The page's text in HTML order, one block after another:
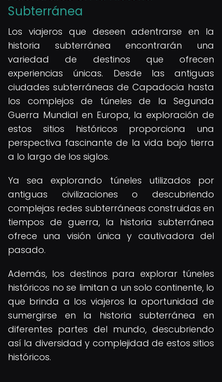
Subterránea
Los viajeros que deseen adentrarse en la
historia subterránea encontrarán una
variedad de destinos que ofrecen
experiencias únicas. Desde las antiguas
ciudades subterráneas de Capadocia hasta
los complejos de túneles de la Segunda
Guerra Mundial en Europa, la exploración de
estos sitios históricos proporciona una
perspectiva fascinante de la vida bajo tierra
a lo largo de los siglos.
Ya sea explorando túneles utilizados por
antiguas civilizaciones o descubriendo
complejas redes subterráneas construidas en
tiempos de guerra, la historia subterránea
ofrece una visión única y cautivadora del
pasado.
Además, los destinos para explorar túneles
históricos no se limitan a un solo continente, lo
que brinda a los viajeros la oportunidad de
sumergirse en la historia subterránea en
diferentes partes del mundo, descubriendo
así la diversidad y complejidad de estos sitios
históricos.